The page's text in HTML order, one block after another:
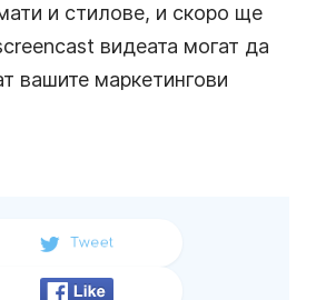
и стилове, и скоро ще
видеата могат да
вашите маркетингови